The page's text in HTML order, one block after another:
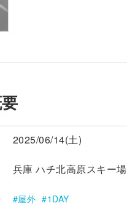
2025/06/14(土)
兵庫 ハチ北高原スキー場
屋外 1DAY